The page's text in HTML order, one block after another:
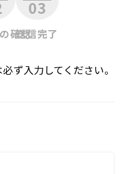
し込む
003
確認
03
送信完了
ず入力してください。